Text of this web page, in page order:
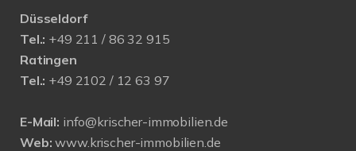
Düsseldorf
Tel.: +49 211 / 86 32 915
Ratingen
Tel.: +49 2102 / 12 63 97
E-Mail: info@krischer-immobilien.de
Web: www.krischer-immobilien.de